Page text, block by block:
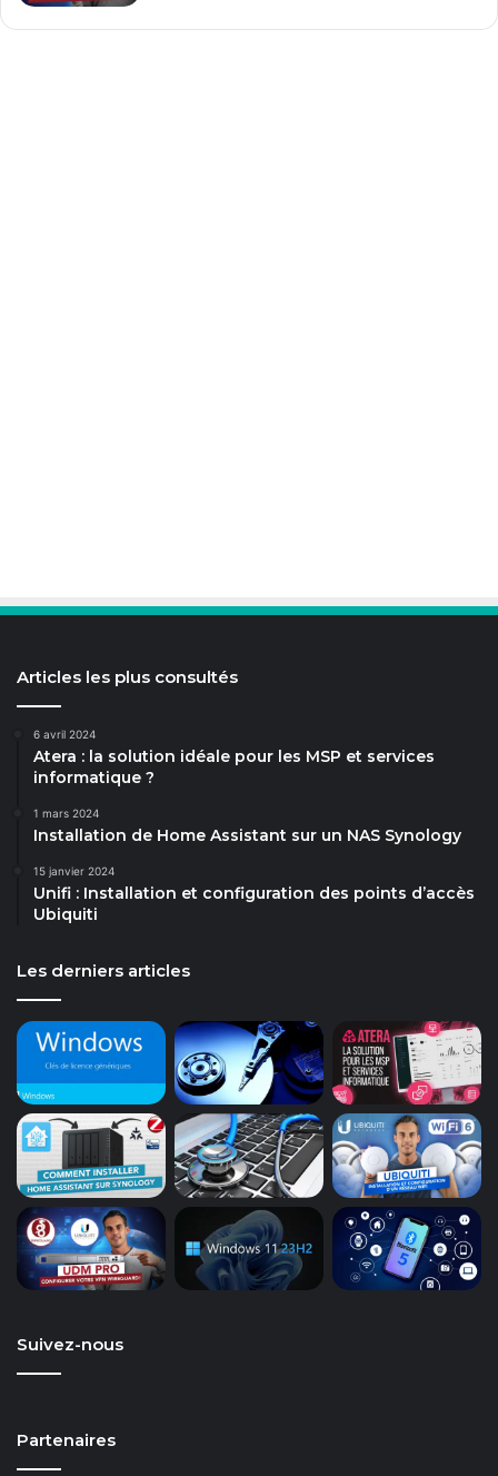
Articles les plus consultés
6 avril 2024
Atera : la solution idéale pour les MSP et services
informatique ?
1 mars 2024
Installation de Home Assistant sur un NAS Synology
15 janvier 2024
Unifi : Installation et configuration des points d’accès
Ubiquiti
Les derniers articles
Suivez-nous
Partenaires